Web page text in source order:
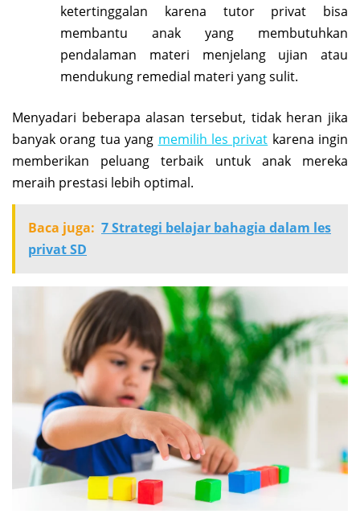
ketertinggalan karena tutor privat bisa
membantu anak yang membutuhkan
pendalaman materi menjelang ujian atau
mendukung remedial materi yang sulit.
Menyadari beberapa alasan tersebut, tidak heran jika
banyak orang tua yang memilih les privat karena ingin
memberikan peluang terbaik untuk anak mereka
meraih prestasi lebih optimal.
Baca juga: 7 Strategi belajar bahagia dalam les
privat SD